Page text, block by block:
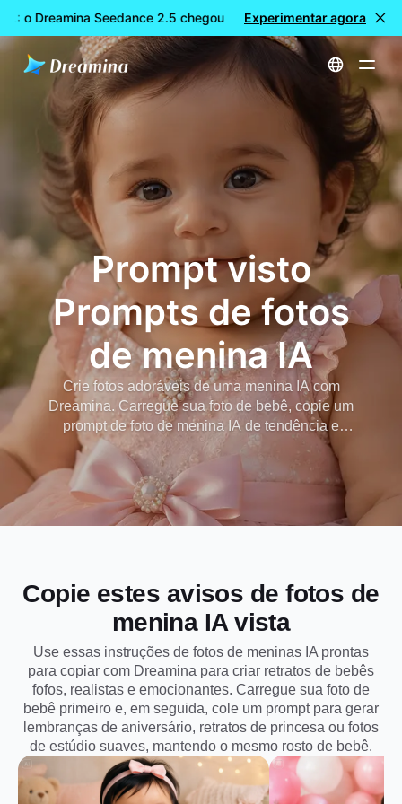
o Dreamina Seedance 2.5 chegou 🎉 Novo modelo
Experimentar agora
Início Prompt Seen Baby Girl IA Photo Prompts | Dreamina
Prompt visto
Prompts de fotos
de menina IA
Crie fotos adoráveis de uma menina IA com
Dreamina. Carregue sua foto de bebê, copie um
prompt de foto de menina IA de tendência e
transforme-o em fotos de aniversário fofas, retratos
de princesa, fotos de estúdio suaves ou
lembranças de bebê prontas para o Instagram,
mantendo o mesmo rosto de bebê, expressão
natural e detalhes doces da infância.
Copie estes avisos de fotos de
menina IA vista
Use essas instruções de fotos de meninas IA prontas
para copiar com Dreamina para criar retratos de bebês
fofos, realistas e emocionantes. Carregue sua foto de
bebê primeiro e, em seguida, cole um prompt para gerar
lembranças de aniversário, retratos de princesa ou fotos
de estúdio suaves, mantendo o mesmo rosto de bebê.